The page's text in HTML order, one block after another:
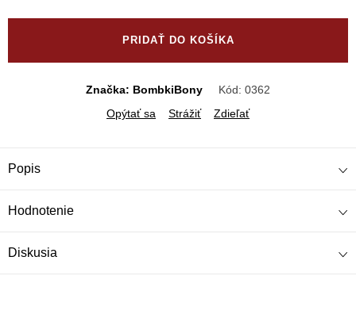
PRIDAŤ DO KOŠÍKA
Značka: BombkiBony Kód: 0362
Opýtať sa
Strážiť Zdieľať
Popis
Hodnotenie
Diskusia